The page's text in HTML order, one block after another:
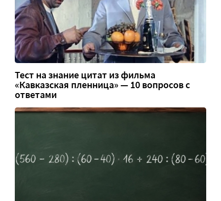
Тест на знание цитат из фильма
«Кавказская пленница» — 10 вопросов с
ответами